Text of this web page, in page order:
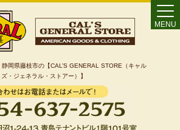
岡県藤枝市の【CAL’S GENERAL STORE（キャル
ズ・ジェネラル・ストアー）】
MENU